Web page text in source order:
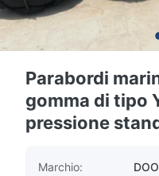
Parabordi
gomma di tipo
pressione
Marchio: